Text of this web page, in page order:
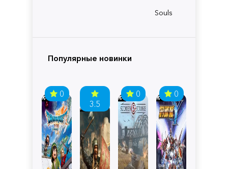
Souls
Популярные новинки
0
3.5
0 0